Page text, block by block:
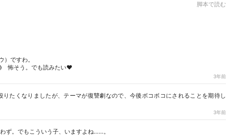
脚本で読む
ですわ。
怖そう。でも読みたい❤
3年前
たくなりましたが、テーマが復讐劇なので、今後ボコボコにされることを期待し
3年前
ず。でもこういう子、いますよね……。